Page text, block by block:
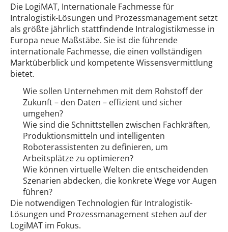
Die LogiMAT, Internationale Fachmesse für
Intralogistik-Lösungen und Prozessmanagement setzt
als größte jährlich stattfindende Intralogistikmesse in
Europa neue Maßstäbe. Sie ist die führende
internationale Fachmesse, die einen vollständigen
Marktüberblick und kompetente Wissensvermittlung
bietet.
Wie sollen Unternehmen mit dem Rohstoff der
Zukunft – den Daten – effizient und sicher
umgehen?
Wie sind die Schnittstellen zwischen Fachkräften,
Produktionsmitteln und intelligenten
Roboterassistenten zu definieren, um
Arbeitsplätze zu optimieren?
Wie können virtuelle Welten die entscheidenden
Szenarien abdecken, die konkrete Wege vor Augen
führen?
Die notwendigen Technologien für Intralogistik-
Lösungen und Prozessmanagement stehen auf der
LogiMAT im Fokus.